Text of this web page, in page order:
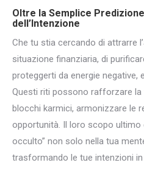
Oltre la Semplice
dell’Intenzione
Che tu stia cercando di attrarre
situazione finanziaria, di
proteggerti da energie negative,
Questi riti possono rafforzare la
blocchi karmici, armonizzare le
opportunità. Il loro scopo ultimo
occulto” non solo nella tua
trasformando le tue intenzioni